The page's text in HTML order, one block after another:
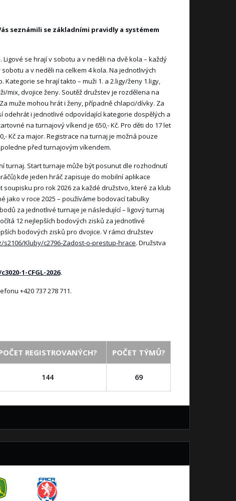
seznámili se základními pravidly a systémem
se hrají v sobotu a v neděli na dvě kola – každý
a v neděli na celkem 4 kola. Na jednotlivých
se hrají takto – muži 1. a 2.ligy/ženy 1.ligy,
mix, dvojice ženy. Soutěž družstev je rozdělena na
muže mohou hrát i ženy, případně chlapci/dívky. Za
odehrát i jednotlivé odpovídající kategorie dospělých a
na turnajový víkend je 650,- Kč. Pro děti do 17 let
Kč za major. Registrace na turnaj je možná pouze
před turnajovým víkendem.
turnaj. Start turnaje může být posunut dle rozhodnutí
kde jeden hráč zapisuje do mobilní aplikace
pro rok 2026 za každé družstvo, které za klub
jako v roce 2025 – používáme bodovací tabulky
za jednotlivé turnaje je následující – ligový turnaj
12 nejlepších bodových zisků za jednotlivé
bodových zisků pro dvojice. V rámci družstev
Kluby/c2796-Zadost-o-prestup-hrace. Družstva
1-CFGL-2026.
+420 737 278 711.
REGISTROVANÝCH? POČET TÝMŮ?
144 69